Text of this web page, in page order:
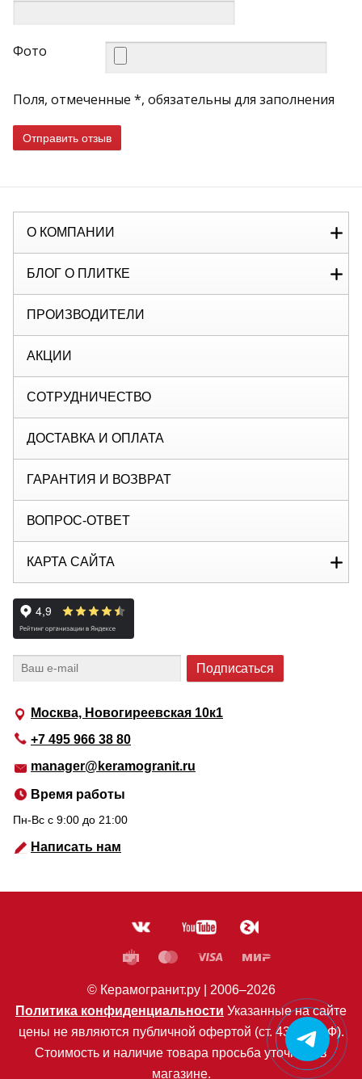
Фото
Поля, отмеченные *, обязательны для заполнения
Отправить отзыв
Москва, Новогиреевская 10к1
+7 495 966 38 80
manager@keramogranit.ru
Время работы
Пн-Вс c 9:00 до 21:00
Написать нам
О КОМПАНИИ
БЛОГ О ПЛИТКЕ
ПРОИЗВОДИТЕЛИ
АКЦИИ
СОТРУДНИЧЕСТВО
ДОСТАВКА И ОПЛАТА
ГАРАНТИЯ И ВОЗВРАТ
ВОПРОС-ОТВЕТ
КАРТА САЙТА
© Керамогранит.ру | 2006–2026
Политика конфиденциальности Указанные на сайте
цены не являются публичной офертой (ст. 435 ГК РФ).
Стоимость и наличие товара просьба уточнять в
магазине.